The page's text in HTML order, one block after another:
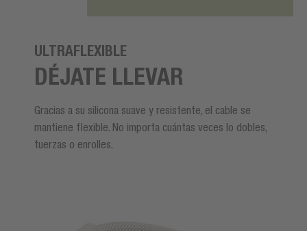
ULTRAFLEXIBLE
DÉJATE LLEVAR
Gracias a su silicona suave y resistente, el cable se
mantiene flexible. No importa cuántas veces lo dobles,
tuerzas o enrolles.